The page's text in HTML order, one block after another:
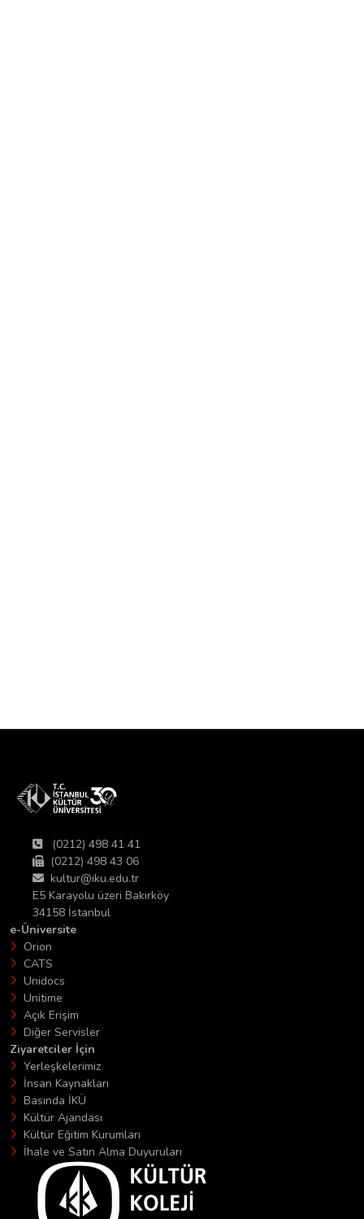
(0212) 498 41 41
(0212) 498 43 06
kultur@iku.edu.tr
E5 Karayolu üzeri Bakırköy
34158 İstanbul
e-Üniversite
Orion
CATS
Unidocs
Unitime
Açık Erişim
Diğer Servisler
Ziyaretciler İçin
Yerleşkelerimiz
İnsan Kaynakları
Basında İKÜ
Kültür Ajandası
Kültür Eğitim Kurumları
İhale ve Satın Alma Duyuruları